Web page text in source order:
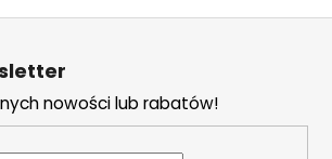
nowości lub rabatów!